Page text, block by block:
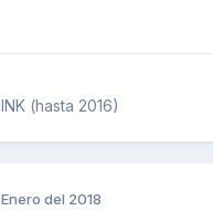
(hasta 2016)
del 2018